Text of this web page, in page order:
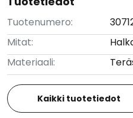
Tuotenumero:
Mitat:
Materiaali:
Kaikki tuotetiedot